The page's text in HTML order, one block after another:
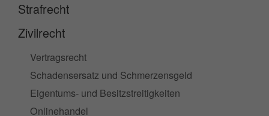
Strafrecht
Zivilrecht
Vertragsrecht
Schadensersatz und Schmerzensgeld
Eigentums- und Besitzstreitigkeiten
Onlinehandel